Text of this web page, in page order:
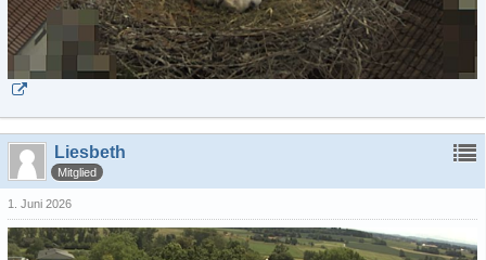
Liesbeth
Mitglied
1. Juni 2026